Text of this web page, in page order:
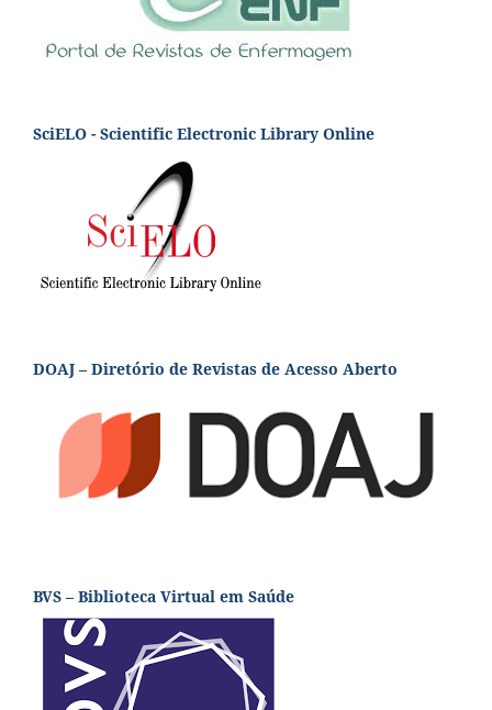
SciELO - Scientific Electronic Library Online
DOAJ – Diretório de Revistas de Acesso Aberto
BVS – Biblioteca Virtual em Saúde